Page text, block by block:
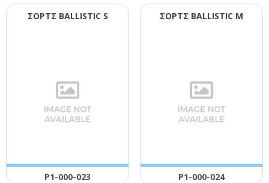
ΣΟΡΤΣ ΒΑLLΙSΤΙC S
Ρ1-000-023
ΣΟΡΤΣ ΒΑLLΙSΤΙC Μ
Ρ1-000-024